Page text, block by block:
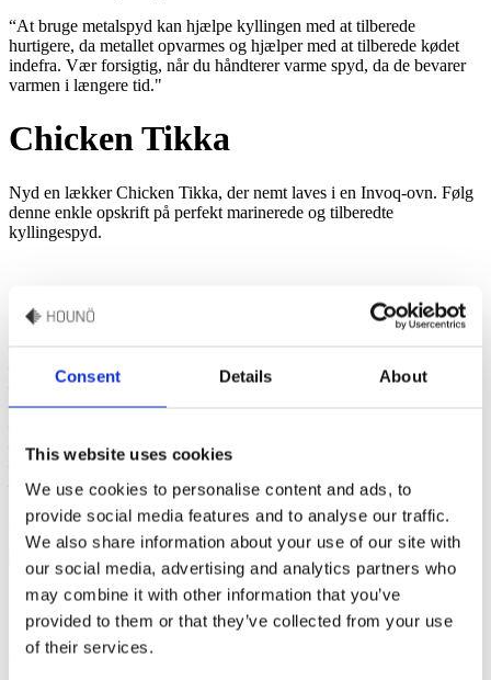
Consent Details About
This website uses cookies
We use cookies to personalise content and ads, to
provide social media features and to analyse our traffic.
We also share information about your use of our site with
our social media, advertising and analytics partners who
may combine it with other information that you’ve
provided to them or that they’ve collected from your use
of their services.
“At bruge metalspyd kan hjælpe kyllingen med at tilberede
hurtigere, da metallet opvarmes og hjælper med at tilberede kødet
indefra. Vær forsigtig, når du håndterer varme spyd, da de bevarer
varmen i længere tid."
Chicken Tikka
Nyd en lækker Chicken Tikka, der nemt laves i en Invoq-ovn. Følg
denne enkle opskrift på perfekt marinerede og tilberedte
kyllingespyd.
Opskrift på hjemmelavet indisk krydderiblanding
Bland de følgende krydderier:
– Spidskommen
– Korianderfrø
– Karry blade
– Ingefær
– Hvidløg
– Gurkemeje
(Brug alternativt en god karryblanding)
Ingredienser
6 stk kyllingebryst
citron
2 spsk hjemmelavet indisk krydderiblanding